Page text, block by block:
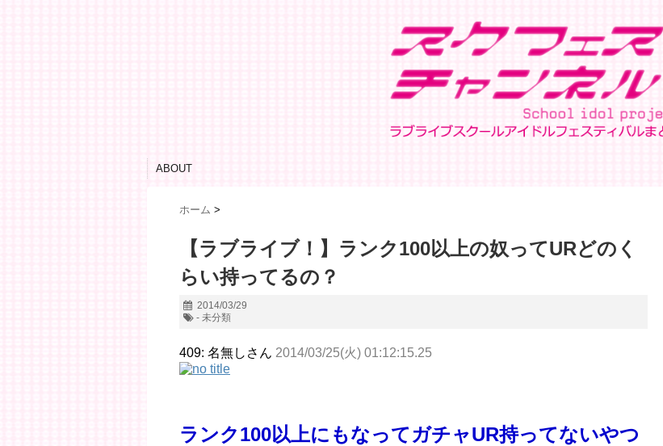
ABOUT
ホーム >
【ラブライブ！】ランク100以上の奴ってURどのく
らい持ってるの？
2014/03/29
- 未分類
409: 名無しさん 2014/03/25(火) 01:12:15.25
ランク100以上にもなってガチャUR持ってないやつ